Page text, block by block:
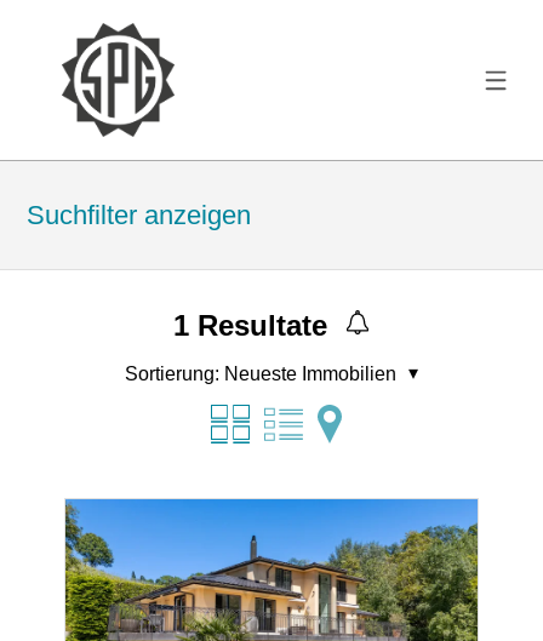
Suchfilter anzeigen
1Resultate
Sortierung: Neueste Immobilien